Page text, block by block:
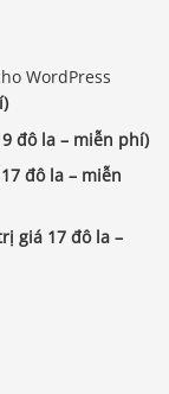
WordPress
đô la – miễn phí)
đô la – miễn
giá 17 đô la –